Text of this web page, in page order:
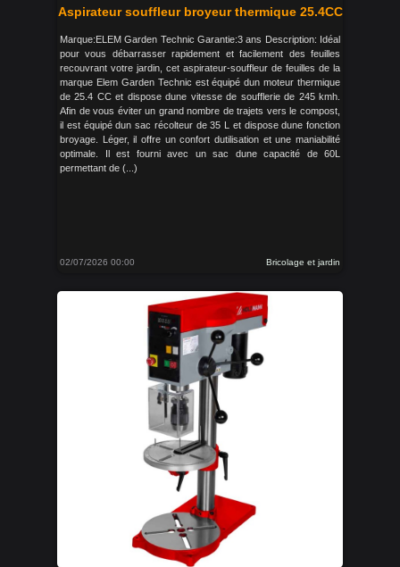
Aspirateur souffleur broyeur thermique 25.4CC
Marque:ELEM Garden Technic Garantie:3 ans Description: Idéal
pour vous débarrasser rapidement et facilement des feuilles
recouvrant votre jardin, cet aspirateur-souffleur de feuilles de la
marque Elem Garden Technic est équipé dun moteur thermique
de 25.4 CC et dispose dune vitesse de soufflerie de 245 kmh.
Afin de vous éviter un grand nombre de trajets vers le compost,
il est équipé dun sac récolteur de 35 L et dispose dune fonction
broyage. Léger, il offre un confort dutilisation et une maniabilité
optimale. Il est fourni avec un sac dune capacité de 60L
permettant de (...)
02/07/2026 00:00 Bricolage et jardin